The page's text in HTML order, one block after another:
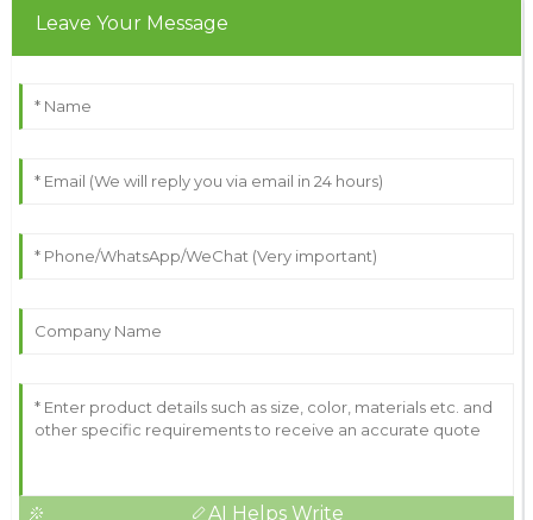
Leave Your Message
AI Helps Write